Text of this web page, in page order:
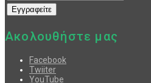
Ακολουθήστε μας
Facebook
Twiiter
YouTube